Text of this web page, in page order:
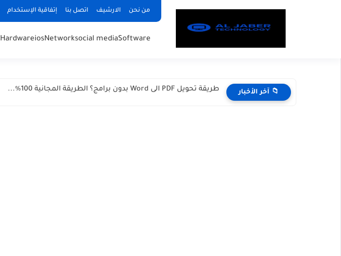
من نحن الارشيف اتصل بنا إتفاقية الإستخدام
Software
social media
Network
ios
Hardware
📁 آخر الأخبار الفرق بين Windows و Chrome OS: أي نظام أفضل قبل...